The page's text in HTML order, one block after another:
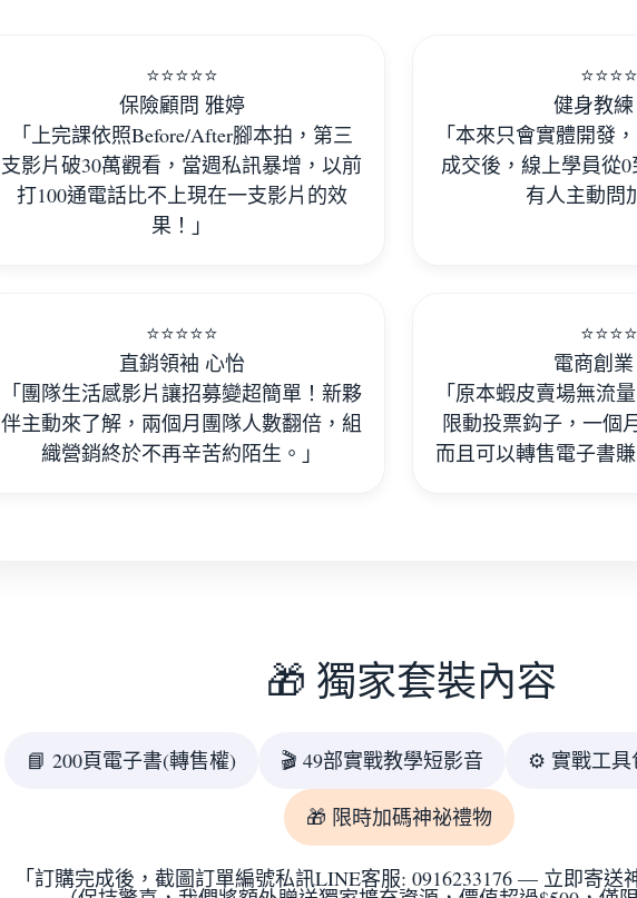
⭐️⭐️⭐️⭐️⭐️
保險顧問 雅婷
「上完課依照Before/After腳本拍，第三
支影片破30萬觀看，當週私訊暴增，以前
打100通電話比不上現在一支影片的效
果！」
健身教
「本來只會實體開發
成交後，線上學員從
有人主動問
⭐️⭐️⭐️⭐️⭐️
直銷領袖 心怡
「團隊生活感影片讓招募變超簡單！新夥
伴主動來了解，兩個月團隊人數翻倍，組
織營銷終於不再辛苦約陌生。」
電商創
「原本蝦皮賣場無流
限動投票鈎子，一個
而且可以轉售電子書
🎁 獨家套裝內容
📘 200頁電子書(轉售權) 🎬 49部實戰教學短影音 ⚙️ 實戰工具
🎁 限時加碼神祕禮物
「訂購完成後，截圖訂單編號私訊LINE客服: 0916233176 — 立即寄送